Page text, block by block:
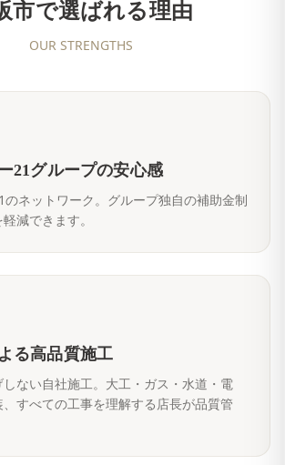
市で選ばれる理由
OUR STRENGTHS
21グループの安心感
のネットワーク。グループ独自の補助金制
減できます。
る高品質施工
ない自社施工。大工・ガス・水道・電
すべての工事を理解する店長が品質管